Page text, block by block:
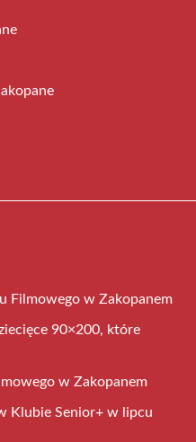
Filmowego w Zakopanem
90×200, które
w Zakopanem
Klubie Senior+ w lipcu